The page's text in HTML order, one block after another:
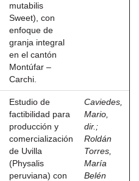
mutabilis
Sweet), con
enfoque de
granja integral
en el cantón
Montúfar –
Carchi.
Estudio de
factibilidad para
producción y
comercialización
de Uvilla
(Physalis
peruviana) con
Caviedes,
Mario,
dir. ;
Roldán
Torres,
María
Belén